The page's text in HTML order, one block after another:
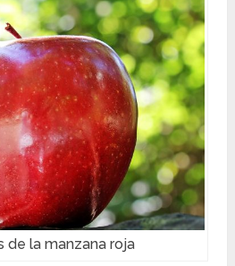
de la manzana roja